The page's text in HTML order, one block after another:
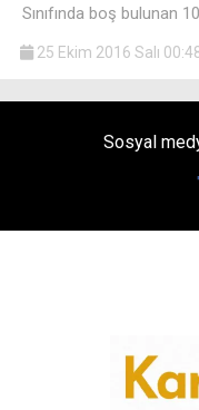
Sınıfında boş bulunan
25 Ekim 2016 Salı
Sosyal